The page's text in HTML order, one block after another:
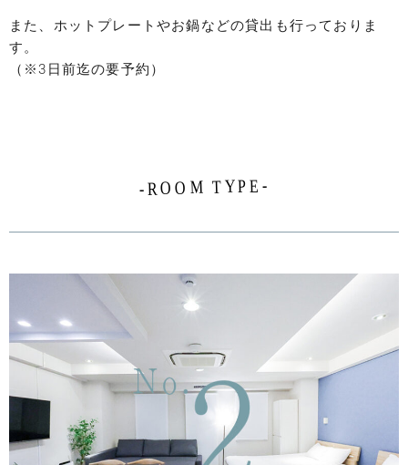
また、ホットプレートやお鍋などの貸出も行っておりま
す。
（※3日前迄の要予約）